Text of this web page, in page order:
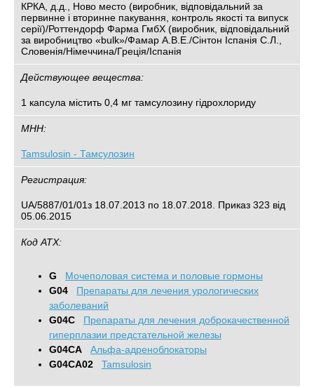
КРКА, д.д., Ново место (виробник, відповідальний за
первинне і вторинне пакування, контроль якості та випуск
серії)/Роттендорф Фарма ГмбХ (виробник, відповідальний
за виробництво «bulk»/Фамар А.В.Е./Сінтон Іспанія С.Л.,
Словенія/Німеччина/Греція/Іспанія
Действующее вещества:
1 капсула містить 0,4 мг тамсулозину гідрохлориду
МНН:
Tamsulosin - Тамсулозин
Регистрация:
UA/5887/01/01з 18.07.2013 по 18.07.2018. Приказ 323 від
05.06.2015
Код АТХ:
G
Mочеполовая система и половые гормоны
G04
Препараты для лечения урологических
заболеваний
G04C
Препараты для лечения доброкачественной
гиперплазии предстательной железы
G04CA
Альфа-адреноблокаторы
G04CA02
Tamsulosin